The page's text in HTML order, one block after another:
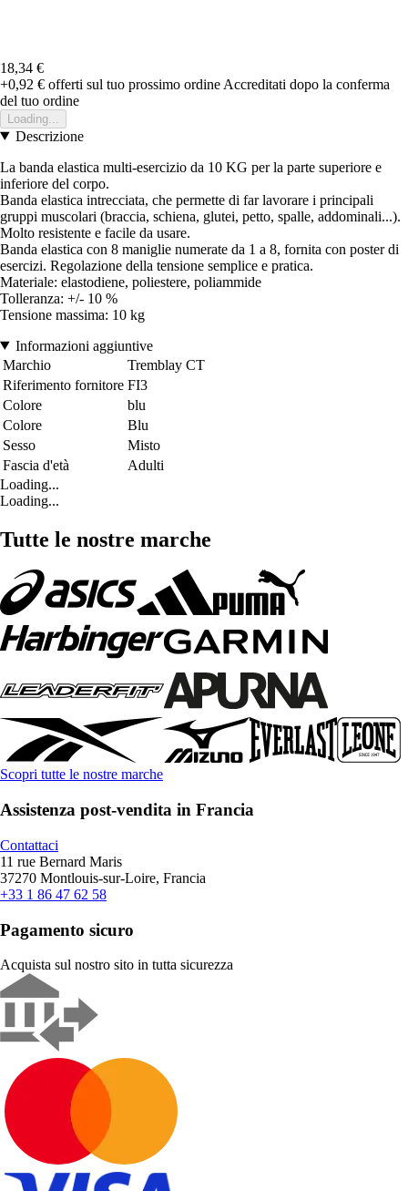
18,34 €
+0,92 € offerti sul tuo prossimo ordine Accreditati dopo la conferma
del tuo ordine
Loading...
Descrizione
La banda elastica multi-esercizio da 10 KG per la parte superiore e
inferiore del corpo.
Banda elastica intrecciata, che permette di far lavorare i principali
gruppi muscolari (braccia, schiena, glutei, petto, spalle, addominali...).
Molto resistente e facile da usare.
Banda elastica con 8 maniglie numerate da 1 a 8, fornita con poster di
esercizi. Regolazione della tensione semplice e pratica.
Materiale: elastodiene, poliestere, poliammide
Tolleranza: +/- 10 %
Tensione massima: 10 kg
Informazioni aggiuntive
Marchio
Tremblay CT
Riferimento fornitore FI3
Colore
blu
Colore
Blu
Sesso
Misto
Fascia d'età
Adulti
Loading...
Loading...
Tutte le nostre marche
Scopri tutte le nostre marche
Assistenza post-vendita in Francia
Contattaci
11 rue Bernard Maris
37270 Montlouis-sur-Loire, Francia
+33 1 86 47 62 58
Pagamento sicuro
Acquista sul nostro sito in tutta sicurezza